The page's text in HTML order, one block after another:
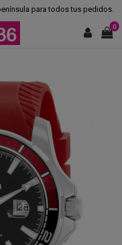
para todos tus pedidos.
0